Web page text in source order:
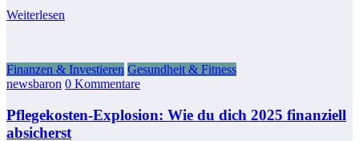
Weiterlesen
Finanzen & Investieren Gesundheit & Fitness
newsbaron 0 Kommentare
Pflegekosten-Explosion: Wie du dich 2025 finanziell
absicherst